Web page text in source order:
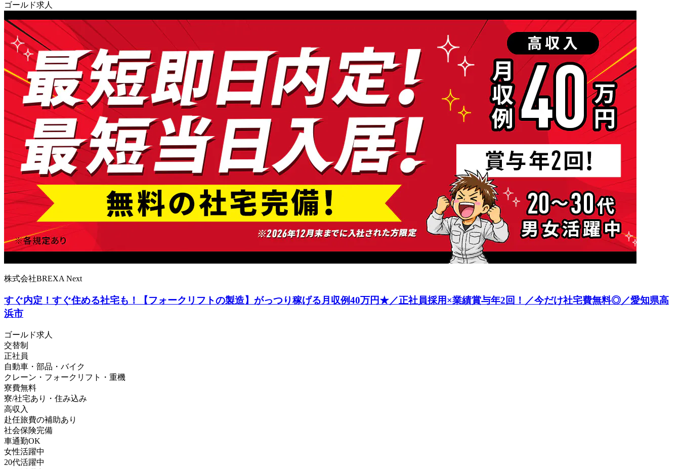
ゴールド求人
株式会社BREXA Next
すぐ内定！すぐ住める社宅も！【フォークリフトの製造】がっつり稼げる月収例40万円★／正社員採用×業績賞与年2回！／今だけ社宅費無料◎／愛知県高
浜市
ゴールド求人
交替制
正社員
自動車・部品・バイク
クレーン・フォークリフト・重機
寮費無料
寮/社宅あり・住み込み
高収入
赴任旅費の補助あり
社会保険完備
車通勤OK
女性活躍中
20代活躍中